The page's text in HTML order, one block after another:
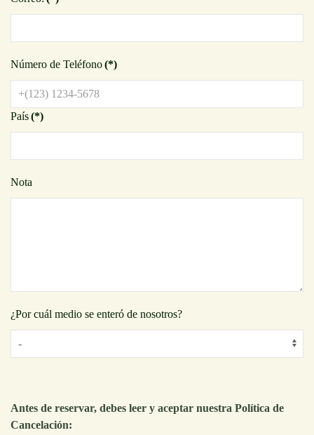
Número de Teléfono(*)
País(*)
Nota
¿Por cuál medio se enteró de nosotros?
Antes de reservar, debes leer y aceptar nuestra Política de
Cancelación: